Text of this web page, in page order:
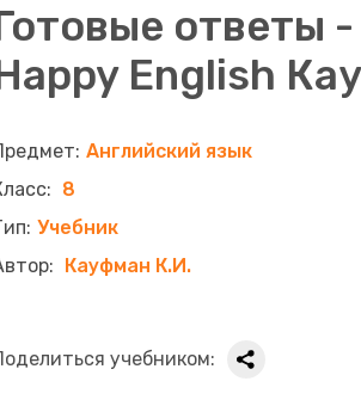
ответы
English
Английский язык
8
Учебник
Кауфман К.И.
учебником: